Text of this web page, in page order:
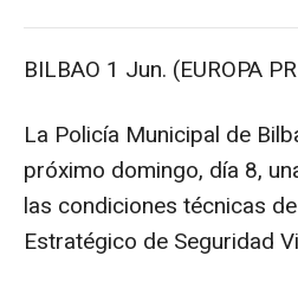
BILBAO 1 Jun. (EUROPA
La Policía Municipal de
próximo domingo, día 8,
las condiciones técnicas
Estratégico de Seguridad